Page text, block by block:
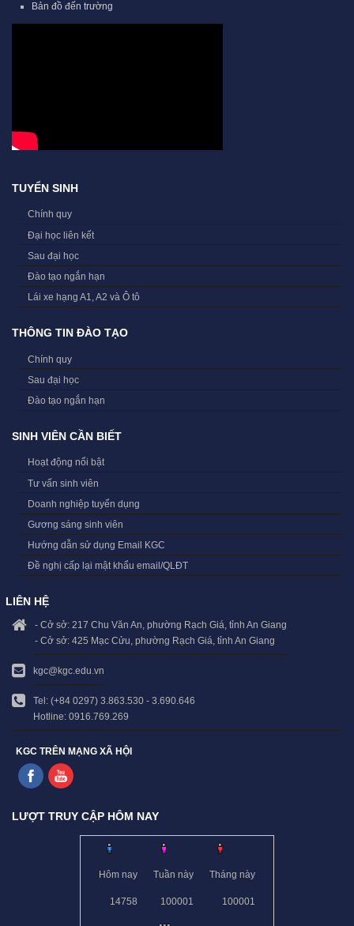
Bản đồ đến trường
TUYỂN SINH
Chính quy
Đại học liên kết
Sau đại học
Đào tạo ngắn hạn
Lái xe hạng A1, A2 và Ô tô
THÔNG TIN ĐÀO TẠO
Chính quy
Sau đại học
Đào tạo ngắn hạn
SINH VIÊN CẦN BIẾT
Hoạt động nổi bật
Tư vấn sinh viên
Doanh nghiệp tuyển dụng
Gương sáng sinh viên
Hướng dẫn sử dụng Email KGC
Đề nghị cấp lại mật khẩu email/QLĐT
LIÊN HỆ
- Cở sở: 217 Chu Văn An, phường Rạch Giá, tỉnh An Giang
- Cở sở: 425 Mạc Cửu, phường Rạch Giá, tỉnh An Giang
kgc@kgc.edu.vn
Tel: (+84 0297) 3.863.530 - 3.690.646
Hotline: 0916.769.269
KGC TRÊN MẠNG XÃ HỘI
LƯỢT TRUY CẬP HÔM NAY
Hôm nay
14758
Tuần này
100001
Tháng này
100001